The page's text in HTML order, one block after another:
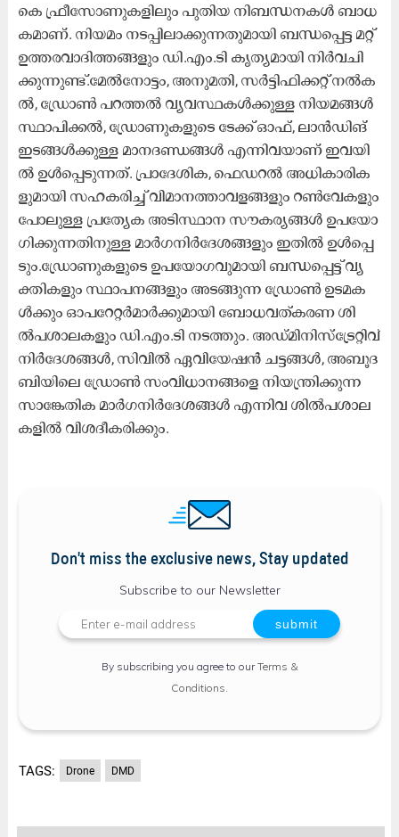
കെ ഫ്രീ​സോ​ണു​ക​ളി​ലും പു​തി​യ നി​ബ​ന്ധ​ന​ക​ൾ ബാ​ധ​
ക​മാ​ണ്. നി​യ​മം ന​ട​പ്പി​ലാ​ക്കു​ന്ന​തു​മാ​യി ബ​ന്ധ​പ്പെ​ട്ട മ​റ്റ്​
ഉ​ത്ത​ര​വാ​ദി​ത്ത​ങ്ങ​ളും ഡി.​എം.​ടി കൃ​ത്യ​മാ​യി നി​ർ​വ​ചി​
ക്കു​ന്നു​ണ്ട്.മേ​ല്‍നോ​ട്ടം, അ​നു​മ​തി, സ​ര്‍ട്ടി​ഫി​ക്ക​റ്റ് ന​ല്‍ക​
ല്‍, ഡ്രോ​ണ്‍ പ​റ​ത്ത​ല്‍ വ്യ​വ​സ്ഥ​ക​ള്‍ക്കു​ള്ള നി​യ​മ​ങ്ങ​ള്‍
സ്ഥാ​പി​ക്ക​ല്‍, ഡ്രോ​ണു​ക​ളു​ടെ ടേ​ക്ക് ഓ​ഫ്, ലാ​ന്‍ഡി​ങ്
ഇ​ട​ങ്ങ​ള്‍ക്കു​ള്ള മാ​ന​ദ​ണ്ഡ​ങ്ങ​ള്‍ എ​ന്നി​വ​യാ​ണ് ഇ​വ​യി​
ല്‍ ഉ​ള്‍പ്പെ​ടു​ന്ന​ത്. പ്രാ​ദേ​ശി​ക, ഫെ​ഡ​റ​ല്‍ അ​ധി​കാ​രി​ക​
ളു​മാ​യി സ​ഹ​ക​രി​ച്ച് വി​മാ​ന​ത്താ​വ​ള​ങ്ങ​ളും റ​ണ്‍വേ​ക​ളും
പോ​ലു​ള്ള പ്ര​ത്യേ​ക അ​ടി​സ്ഥാ​ന സൗ​ക​ര്യ​ങ്ങ​ള്‍ ഉ​പ​യോ​
ഗി​ക്കു​ന്ന​തി​നു​ള്ള മാ​ര്‍ഗ​നി​ര്‍ദേ​ശ​ങ്ങ​ളും ഇ​തി​ൽ ഉ​ൾ​പ്പെ​
ടും.ഡ്രോ​ണു​ക​ളു​ടെ ഉ​പ​യോ​ഗ​വു​മാ​യി ബ​ന്ധ​പ്പെ​ട്ട്​ വ്യ​
ക്തി​ക​ളും സ്ഥാ​പ​ന​ങ്ങ​ളും അ​ട​ങ്ങു​ന്ന ഡ്രോ​ണ്‍ ഉ​ട​മ​ക​
ള്‍ക്കും ഓ​പ​റേ​റ്റ​ര്‍മാ​ര്‍ക്കു​മാ​യി ബോ​ധ​വ​ത്ക​ര​ണ ശി​
ല്‍പ​ശാ​ല​ക​ളും ഡി.​എം.​ടി ന​ട​ത്തും. അ​ഡ്മി​നി​സ്‌​ട്രേ​റ്റി​വ്
നി​ര്‍ദേ​ശ​ങ്ങ​ള്‍, സി​വി​ല്‍ ഏ​വി​യേ​ഷ​ന്‍ ച​ട്ട​ങ്ങ​ള്‍, അ​ബൂ​ദ​
ബി​യി​ലെ ഡ്രോ​ണ്‍ സം​വി​ധാ​ന​ങ്ങ​ളെ നി​യ​ന്ത്രി​ക്കു​ന്ന
സാ​ങ്കേ​തി​ക മാ​ര്‍ഗ​നി​ര്‍ദേ​ശ​ങ്ങ​ള്‍ എ​ന്നി​വ ശി​ൽ​പ​ശാ​ല​
ക​ളി​ൽ വി​ശ​ദീ​ക​രി​ക്കും.
Don't miss the exclusive news, Stay updated
Subscribe to our Newsletter
By subscribing you agree to ourTerms &
Conditions
TAGS: Drone DMD